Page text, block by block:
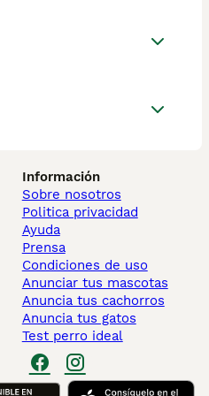
Información
Sobre nosotros
Politica privacidad
Ayuda
Prensa
Condiciones de uso
Anunciar tus mascotas
Anuncia tus cachorros
Anuncia tus gatos
Test perro ideal